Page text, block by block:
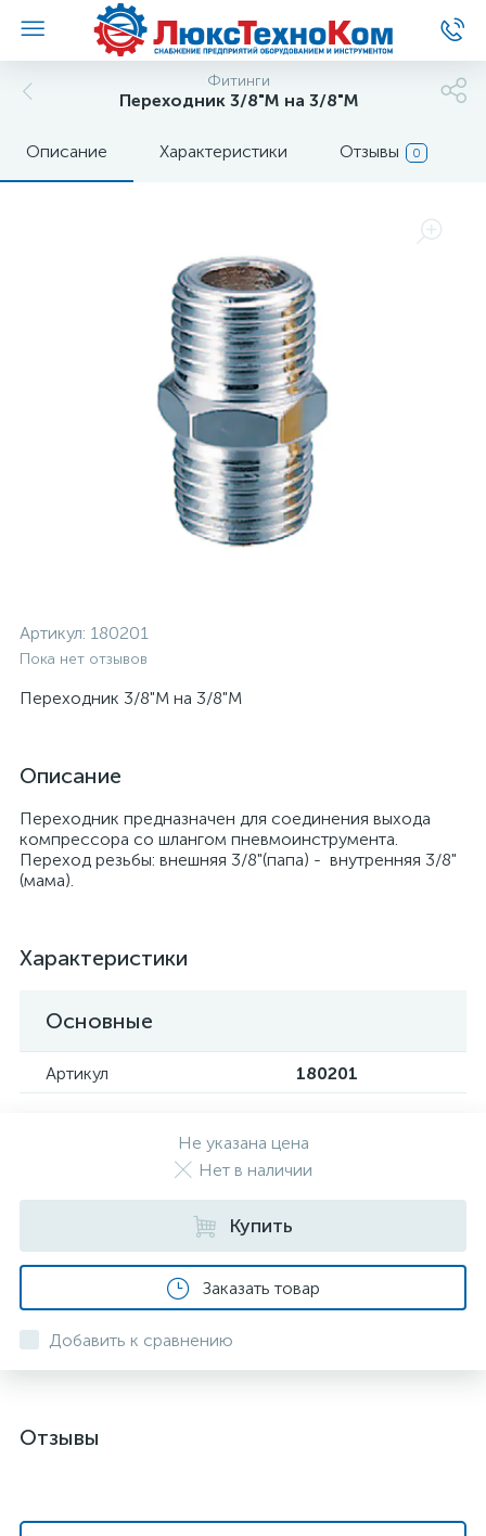
Фитинги
Переходник 3/8"M на 3/8"M
Описание Характеристики Отзывы 0
Артикул: 180201
Пока нет отзывов
Переходник 3/8"M на 3/8"M
Описание
Переходник предназначен для соединения выхода
компрессора со шлангом пневмоинструмента.
Переход резьбы: внешняя 3/8"(папа) - внутренняя 3/8"
(мама).
Характеристики
Основные
Артикул 180201
Не указана цена
Нет в наличии
Купить
Заказать товар
Добавить к сравнению
Отзывы